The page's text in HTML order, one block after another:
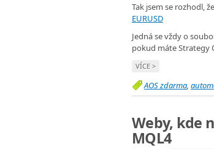
Tak jsem se rozhodl,
EURUSD
Jedná se vždy o
pokud máte Strategy
VÍCE >
AOS zdarma,
Weby, kde
MQL4